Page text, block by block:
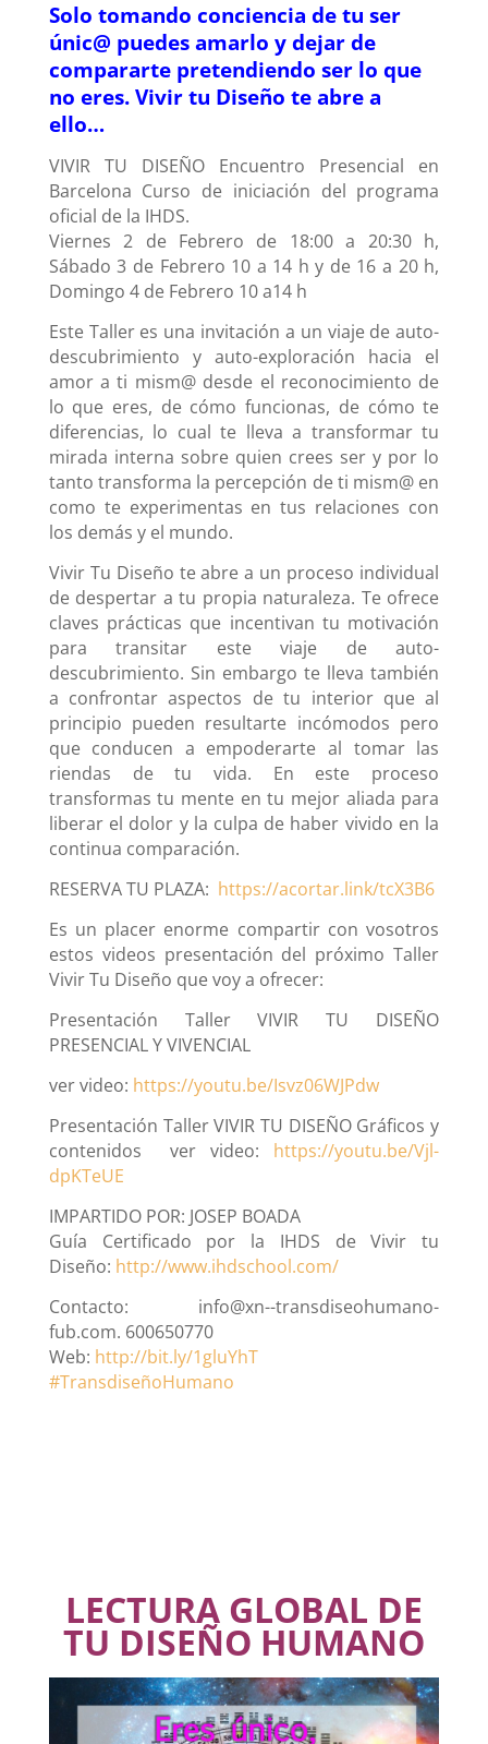
Solo tomando conciencia de tu ser
únic@ puedes amarlo y dejar de
compararte pretendiendo ser lo que
no eres. Vivir tu Diseño te abre a
ello…
VIVIR TU DISEÑO Encuentro Presencial en
Barcelona Curso de iniciación del programa
oficial de la IHDS.
Viernes 2 de Febrero de 18:00 a 20:30 h,
Sábado 3 de Febrero 10 a 14 h y de 16 a 20 h,
Domingo 4 de Febrero 10 a14 h
Este Taller es una invitación a un viaje de auto-
descubrimiento y auto-exploración hacia el
amor a ti mism@ desde el reconocimiento de
lo que eres, de cómo funcionas, de cómo te
diferencias, lo cual te lleva a transformar tu
mirada interna sobre quien crees ser y por lo
tanto transforma la percepción de ti mism@ en
como te experimentas en tus relaciones con
los demás y el mundo.
Vivir Tu Diseño te abre a un proceso individual
de despertar a tu propia naturaleza. Te ofrece
claves prácticas que incentivan tu motivación
para transitar este viaje de auto-
descubrimiento. Sin embargo te lleva también
a confrontar aspectos de tu interior que al
principio pueden resultarte incómodos pero
que conducen a empoderarte al tomar las
riendas de tu vida. En este proceso
transformas tu mente en tu mejor aliada para
liberar el dolor y la culpa de haber vivido en la
continua comparación.
RESERVA TU PLAZA: https://acortar.link/tcX3B6
Es un placer enorme compartir con vosotros
estos videos presentación del próximo Taller
Vivir Tu Diseño que voy a ofrecer:
Presentación Taller VIVIR TU DISEÑO
PRESENCIAL Y VIVENCIAL
ver video: https://youtu.be/Isvz06WJPdw
Presentación Taller VIVIR TU DISEÑO Gráficos y
contenidos ver video: https://youtu.be/Vjl-
dpKTeUE
IMPARTIDO POR: JOSEP BOADA
Guía Certificado por la IHDS de Vivir tu
Diseño: http://www.ihdschool.com/
Contacto: info@xn--transdiseohumano-
fub.com. 600650770
Web: http://bit.ly/1gluYhT
#TransdiseñoHumano
LECTURA GLOBAL DE
TU DISEÑO HUMANO